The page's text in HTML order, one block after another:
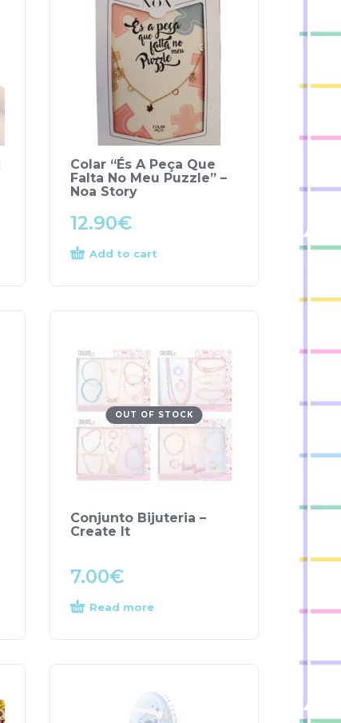
Colar “És A Peça Que
Falta No Meu Puzzle” –
Noa Story
12.90€
Add to cart
OUT OF STOCK
Conjunto Bijuteria –
Create It
7.00€
Read more